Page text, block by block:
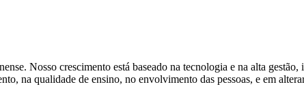
Nosso crescimento está baseado na tecnologia e na alta
na qualidade de ensino, no envolvimento das pessoas, e em